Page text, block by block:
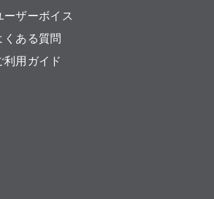
ーザーボイス
くある質問
利用ガイド